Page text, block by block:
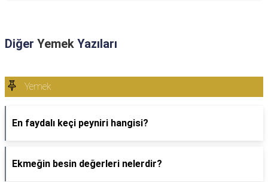
Diğer Yemek Yazıları
Yemek
En faydalı keçi peyniri hangisi?
Ekmeğin besin değerleri nelerdir?